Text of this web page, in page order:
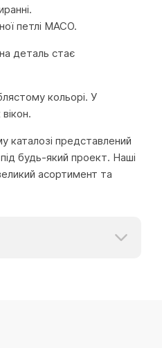
петлі MACO.
деталь стає
кольорі. У
каталозі представлений
будь-який проект. Наші
асортимент та